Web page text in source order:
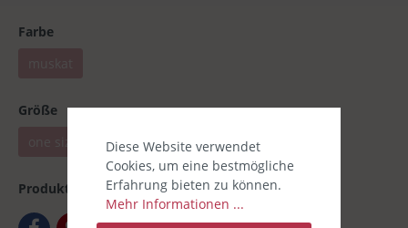
Farbe
Größe
Produktnummer:00031131-007
Diese Website verwendet
Cookies, um eine bestmögliche
Erfahrung bieten zu können.
Mehr Informationen ...